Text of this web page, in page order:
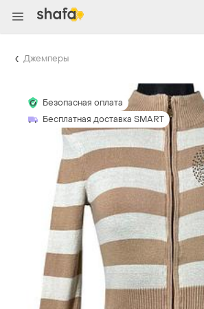
Джемперы
Безопасная оплата
Бесплатная доставка SMART